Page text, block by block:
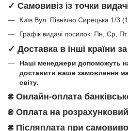
✓ Самовивіз із точки
Київ Вул. Північно Сирецька 1/3
Графік видачі посилок: Пн, Ср,
✓ Доставка в інші країни
Наші менеджери допоможуть
доставити ваше замовлення
світу.
₴ Онлайн-оплата
₴ Оплата на
₴ Післяплата при